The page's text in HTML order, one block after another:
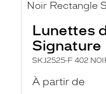
Lunettes
Signature
SKJ2525-F 402
À partir de